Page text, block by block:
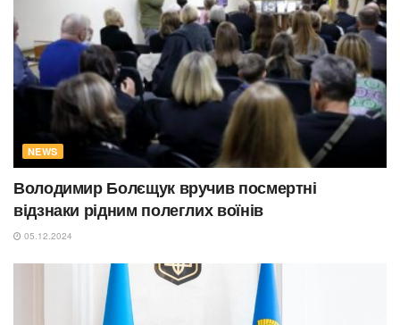
NEWS
Володимир Болєщук вручив посмертні
відзнаки рідним полеглих воїнів
05.12.2024